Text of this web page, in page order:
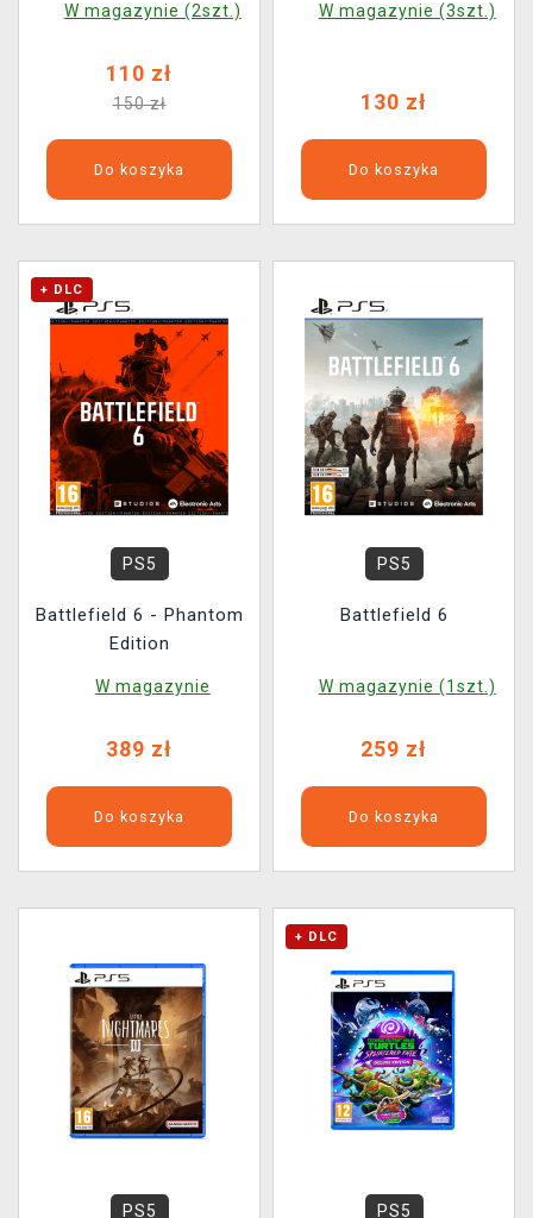
W magazynie (2szt.)
110 zł
150 zł
Do koszyka
W magazynie (3szt.)
130 zł
Do koszyka
+ DLC
PS5
Battlefield 6 - Phantom
Edition
W magazynie
389 zł
Do koszyka
PS5
Battlefield 6
W magazynie (1szt.)
259 zł
Do koszyka
PS5
+ DLC
PS5